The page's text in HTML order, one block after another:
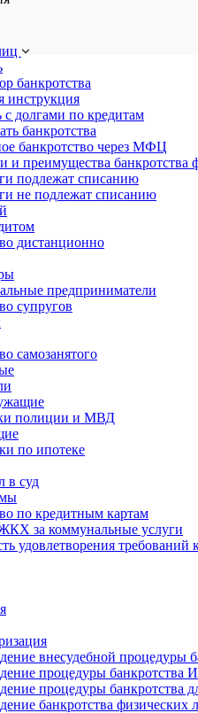
банкротства
инструкция
с долгами по кредитам
банкротства
банкротство через МФЦ
и преимущества банкротства
подлежат списанию
не подлежат списанию
дистанционно
предприниматели
супругов
самозанятого
полиции и МВД
по ипотеке
в суд
по кредитным картам
за коммунальные услуги
удовлетворения требований
внесудебной процедуры
процедуры банкротства
процедуры банкротства
банкротства физических